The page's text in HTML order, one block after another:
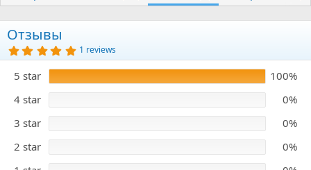
о
р
а
с
д
а
н
и
я
Отзывы
5
.
0
0
з
ё
з
1 reviews
5 star
100%
4 star
0%
3 star
0%
2 star
0%